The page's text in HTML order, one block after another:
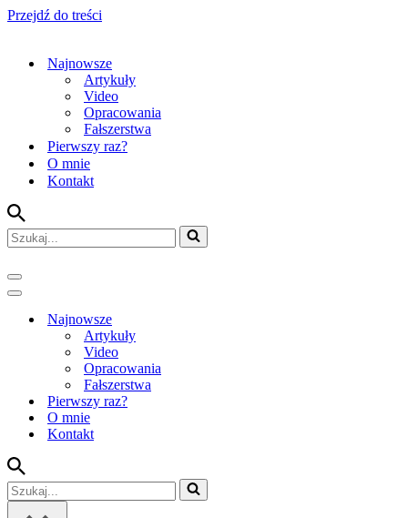
Przejdź do treści
Najnowsze
Artykuły
Video
Opracowania
Fałszerstwa
Pierwszy raz?
O mnie
Kontakt
Szukaj...
Menu
nawigacji
Menu
nawigacjiNajnowsze
Artykuły
Video
Opracowania
Fałszerstwa
Pierwszy raz?
O mnie
Kontakt
Szukaj...